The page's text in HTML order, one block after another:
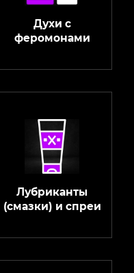
Духи с
феромонами
Лубриканты
(смазки) и спреи